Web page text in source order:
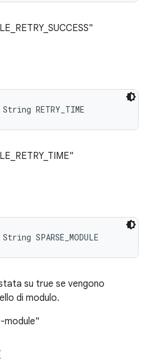
RETRY_TIME
SPARSE_MODULE
su true se vengono
di modulo.
module"